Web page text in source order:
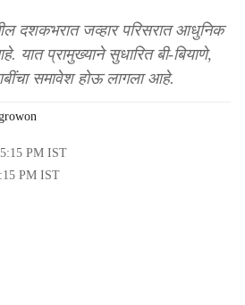
दशकभरात जव्हार परिसरात आधुनिक
यात प्रामुख्याने सुधारित बी-बियाणे,
समावेश होऊ लागला आहे.
PM IST
PM IST